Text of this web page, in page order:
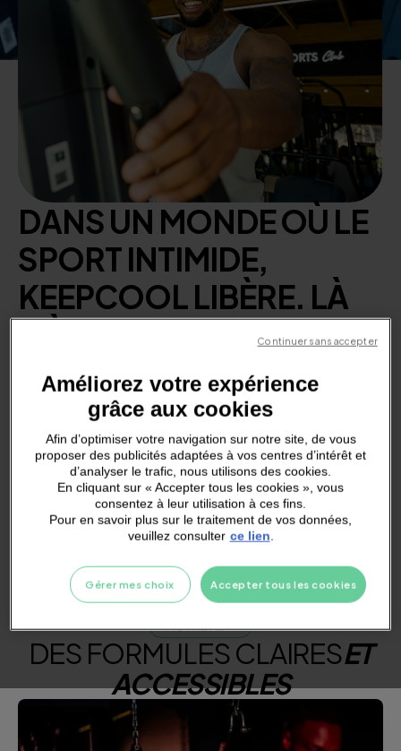
DANSUN MONDEOÙ LE
SPORTINTIMIDE,
KEEPCOOLLIBÈRE. LÀ
METTENTLA PRESSIO
PCOOLCRÉE
RESPIRATION.
Discuter avec un coach
NOTRE ADN
DES FORMULES CLAIRESET
ACCESSIBLES
Améliorez votre expérience
grâce aux cookies
Afin d’optimiser votre navigation sur notre site, de vous
proposer des publicités adaptées à vos centres d’intérêt et
d’analyser le trafic, nous utilisons des cookies.
En cliquant sur « Accepter tous les cookies », vous
consentez à leur utilisation à ces fins.
Pour en savoir plus sur le traitement de vos données,
veuillez consulter ce lien.
Accepter tous les cookies
Gérer mes choix
Continuer sans accepter